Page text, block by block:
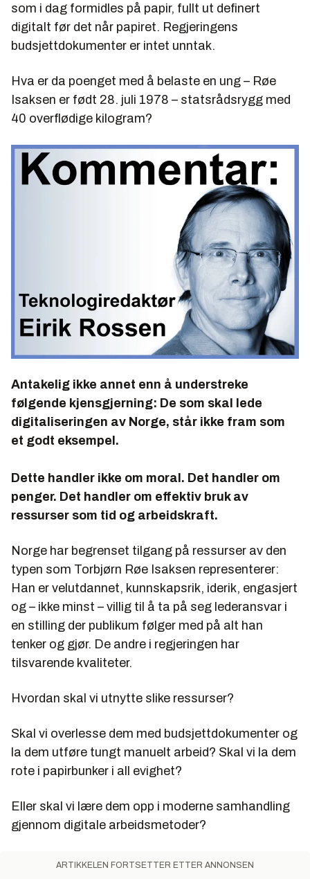
som i dag formidles på papir, fullt ut definert
digitalt før det når papiret. Regjeringens
budsjettdokumenter er intet unntak.
Hva er da poenget med å belaste en ung – Røe
Isaksen er født 28. juli 1978 – statsrådsrygg med
40 overflødige kilogram?
Antakelig ikke annet enn å understreke
følgende kjensgjerning: De som skal lede
digitaliseringen av Norge, står ikke fram som
et godt eksempel.
Dette handler ikke om moral. Det handler om
penger. Det handler om effektiv bruk av
ressurser som tid og arbeidskraft.
Norge har begrenset tilgang på ressurser av den
typen som Torbjørn Røe Isaksen representerer:
Han er velutdannet, kunnskapsrik, iderik, engasjert
og – ikke minst – villig til å ta på seg lederansvar i
en stilling der publikum følger med på alt han
tenker og gjør. De andre i regjeringen har
tilsvarende kvaliteter.
Hvordan skal vi utnytte slike ressurser?
Skal vi overlesse dem med budsjettdokumenter og
la dem utføre tungt manuelt arbeid? Skal vi la dem
rote i papirbunker i all evighet?
Eller skal vi lære dem opp i moderne samhandling
gjennom digitale arbeidsmetoder?
ARTIKKELEN FORTSETTER ETTER ANNONSEN